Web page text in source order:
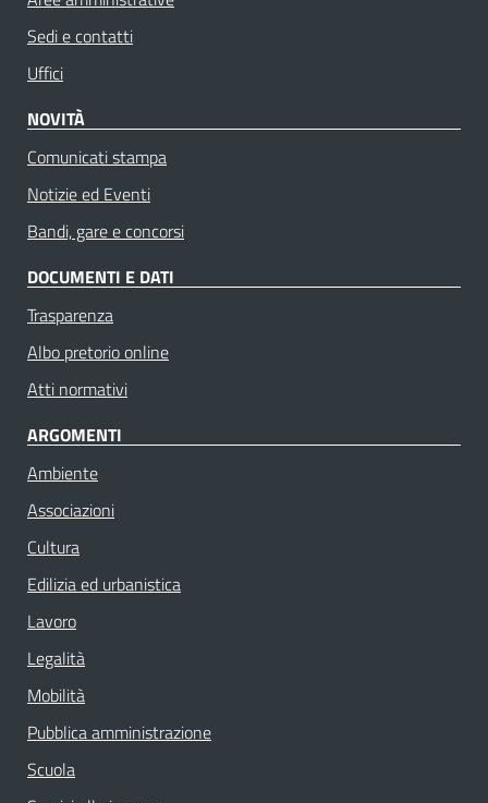
Sedi e contatti
Uffici
NOVITÀ
Comunicati stampa
Notizie ed Eventi
Bandi, gare e concorsi
DOCUMENTI E DATI
Trasparenza
Albo pretorio online
Atti normativi
ARGOMENTI
Ambiente
Associazioni
Cultura
Edilizia ed urbanistica
Lavoro
Legalità
Mobilità
Pubblica amministrazione
Scuola